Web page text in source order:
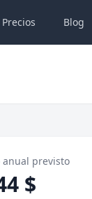
Precios Blog
anual previsto
$